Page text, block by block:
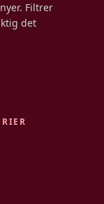
Filtrer
det